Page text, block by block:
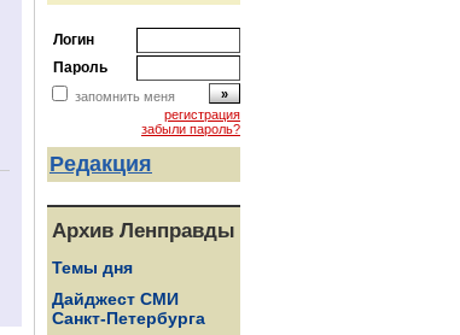
Логин
Пароль
запомнить меня
регистрация
забыли пароль?
Редакция
Архив Ленправды
Темы дня
Дайджест СМИ
Санкт-Петербурга